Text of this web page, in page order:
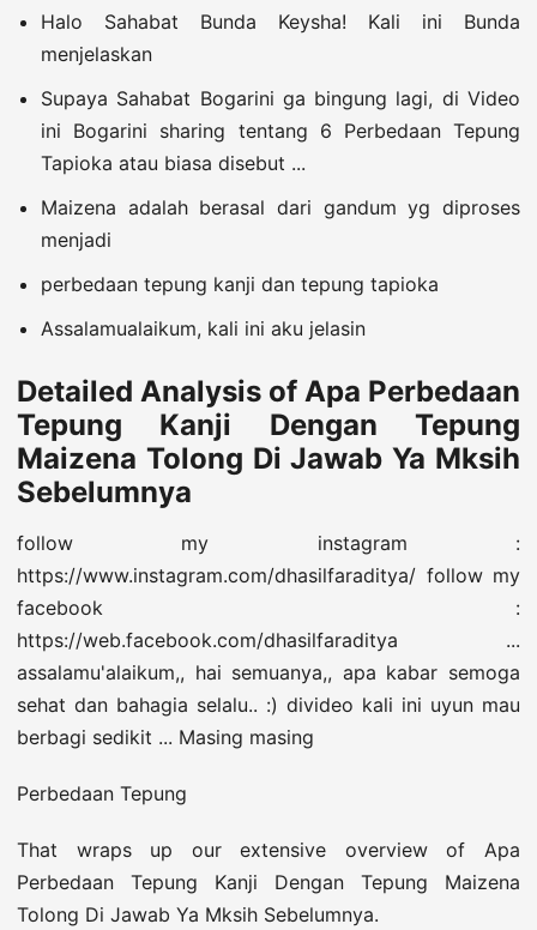
Halo Sahabat Bunda Keysha! Kali ini Bunda
menjelaskan
Supaya Sahabat Bogarini ga bingung lagi, di Video
ini Bogarini sharing tentang 6 Perbedaan Tepung
Tapioka atau biasa disebut ...
Maizena adalah berasal dari gandum yg diproses
menjadi
perbedaan tepung kanji dan tepung tapioka
Assalamualaikum, kali ini aku jelasin
Detailed Analysis of Apa Perbedaan
Tepung Kanji Dengan Tepung
Maizena Tolong Di Jawab Ya Mksih
Sebelumnya
follow my instagram :
https://www.instagram.com/dhasilfaraditya/ follow my
facebook :
https://web.facebook.com/dhasilfaraditya ...
assalamu'alaikum,, hai semuanya,, apa kabar semoga
sehat dan bahagia selalu.. :) divideo kali ini uyun mau
berbagi sedikit ... Masing masing
Perbedaan Tepung
That wraps up our extensive overview of Apa
Perbedaan Tepung Kanji Dengan Tepung Maizena
Tolong Di Jawab Ya Mksih Sebelumnya.